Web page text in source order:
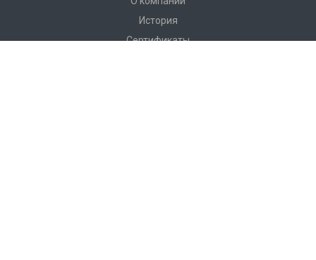
История
Сертификаты